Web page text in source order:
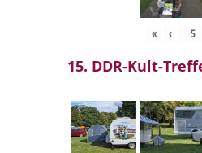
« ‹
15. DDR-Kult-